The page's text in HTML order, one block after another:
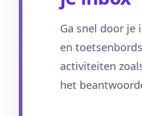
Ga snel door je
en
activiteiten
het